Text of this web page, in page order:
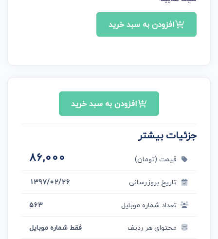
افزودن به سبد خرید
افزودن به سبد خرید
جزئیات بیشتر
قیمت (تومان) 86,000
تاریخ بروزرسانی
1397/02/26
تعداد شماره موبایل
563
محتوای هر ردیف
فقط شماره موبایل